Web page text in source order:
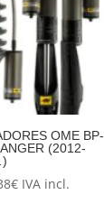
OME BP-
(2012-
€Rango
IVA incl.